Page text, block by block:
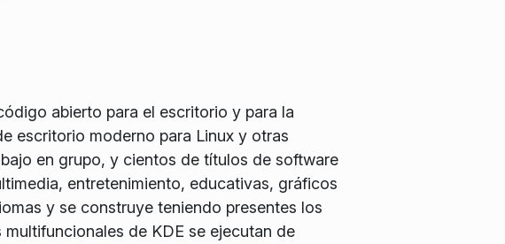
abierto para el escritorio y para la
escritorio moderno para Linux y otras
en grupo, y cientos de títulos de software
entretenimiento, educativas, gráficos
y se construye teniendo presentes los
de KDE se ejecutan de